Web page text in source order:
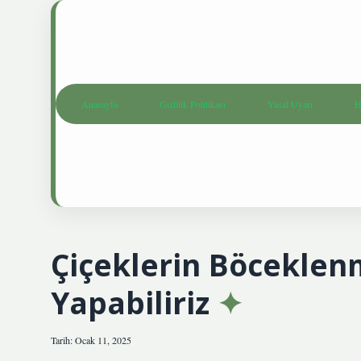
Anasayfa Gizlilik Politikası Yasal Uyarı
Çiçeklerin
Yapabiliriz
Tarih: Ocak 11, 2025